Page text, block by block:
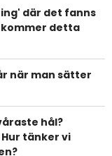
där det fanns
detta
när man sätter
hål?
tänker vi